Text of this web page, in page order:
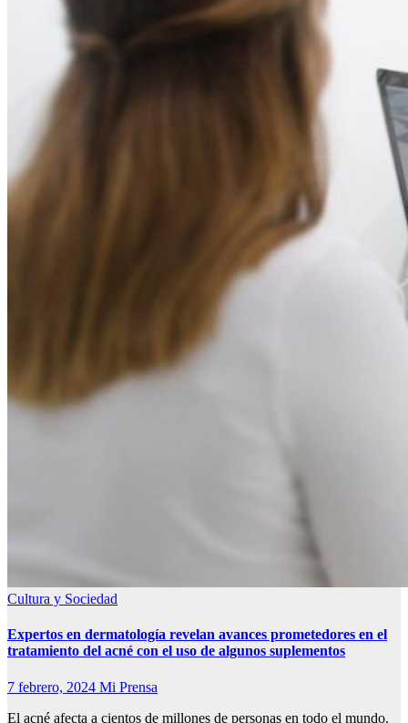
Cultura y Sociedad
Expertos en dermatología revelan avances prometedores en el
tratamiento del acné con el uso de algunos suplementos
7 febrero, 2024 Mi Prensa
El acné afecta a cientos de millones de personas en todo el mundo.